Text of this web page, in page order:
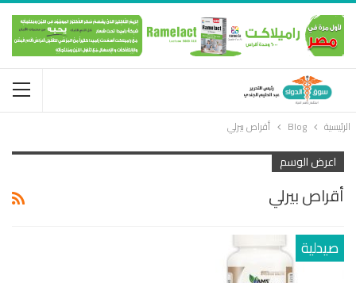
الرئيسية Blog أقراص بيرلي
اعرض الوسم
أقراص بيرلي
صيدلية